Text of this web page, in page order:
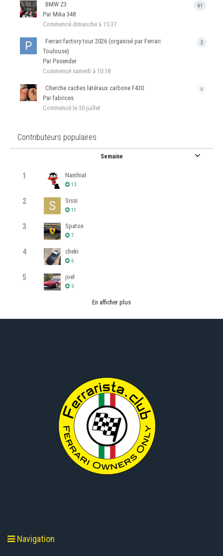
41
BMW Z3
Par Mika 348
Commencé dimanche à 15:37
2
Ferrari factory tour 2026 (organisé par Ferrari
Toulouse)
Par Pasender
Commencé samedi à 10:18
0
Cherche caches latéraux carbone F430
Par fabrices
Commencé le 30 juillet
Contributeurs populaires
Semaine
1 Nanthiat
13
2 Sissi
11
3 Spaton
7
4 cheki
6
5 joel
5
En afficher plus
Navigation